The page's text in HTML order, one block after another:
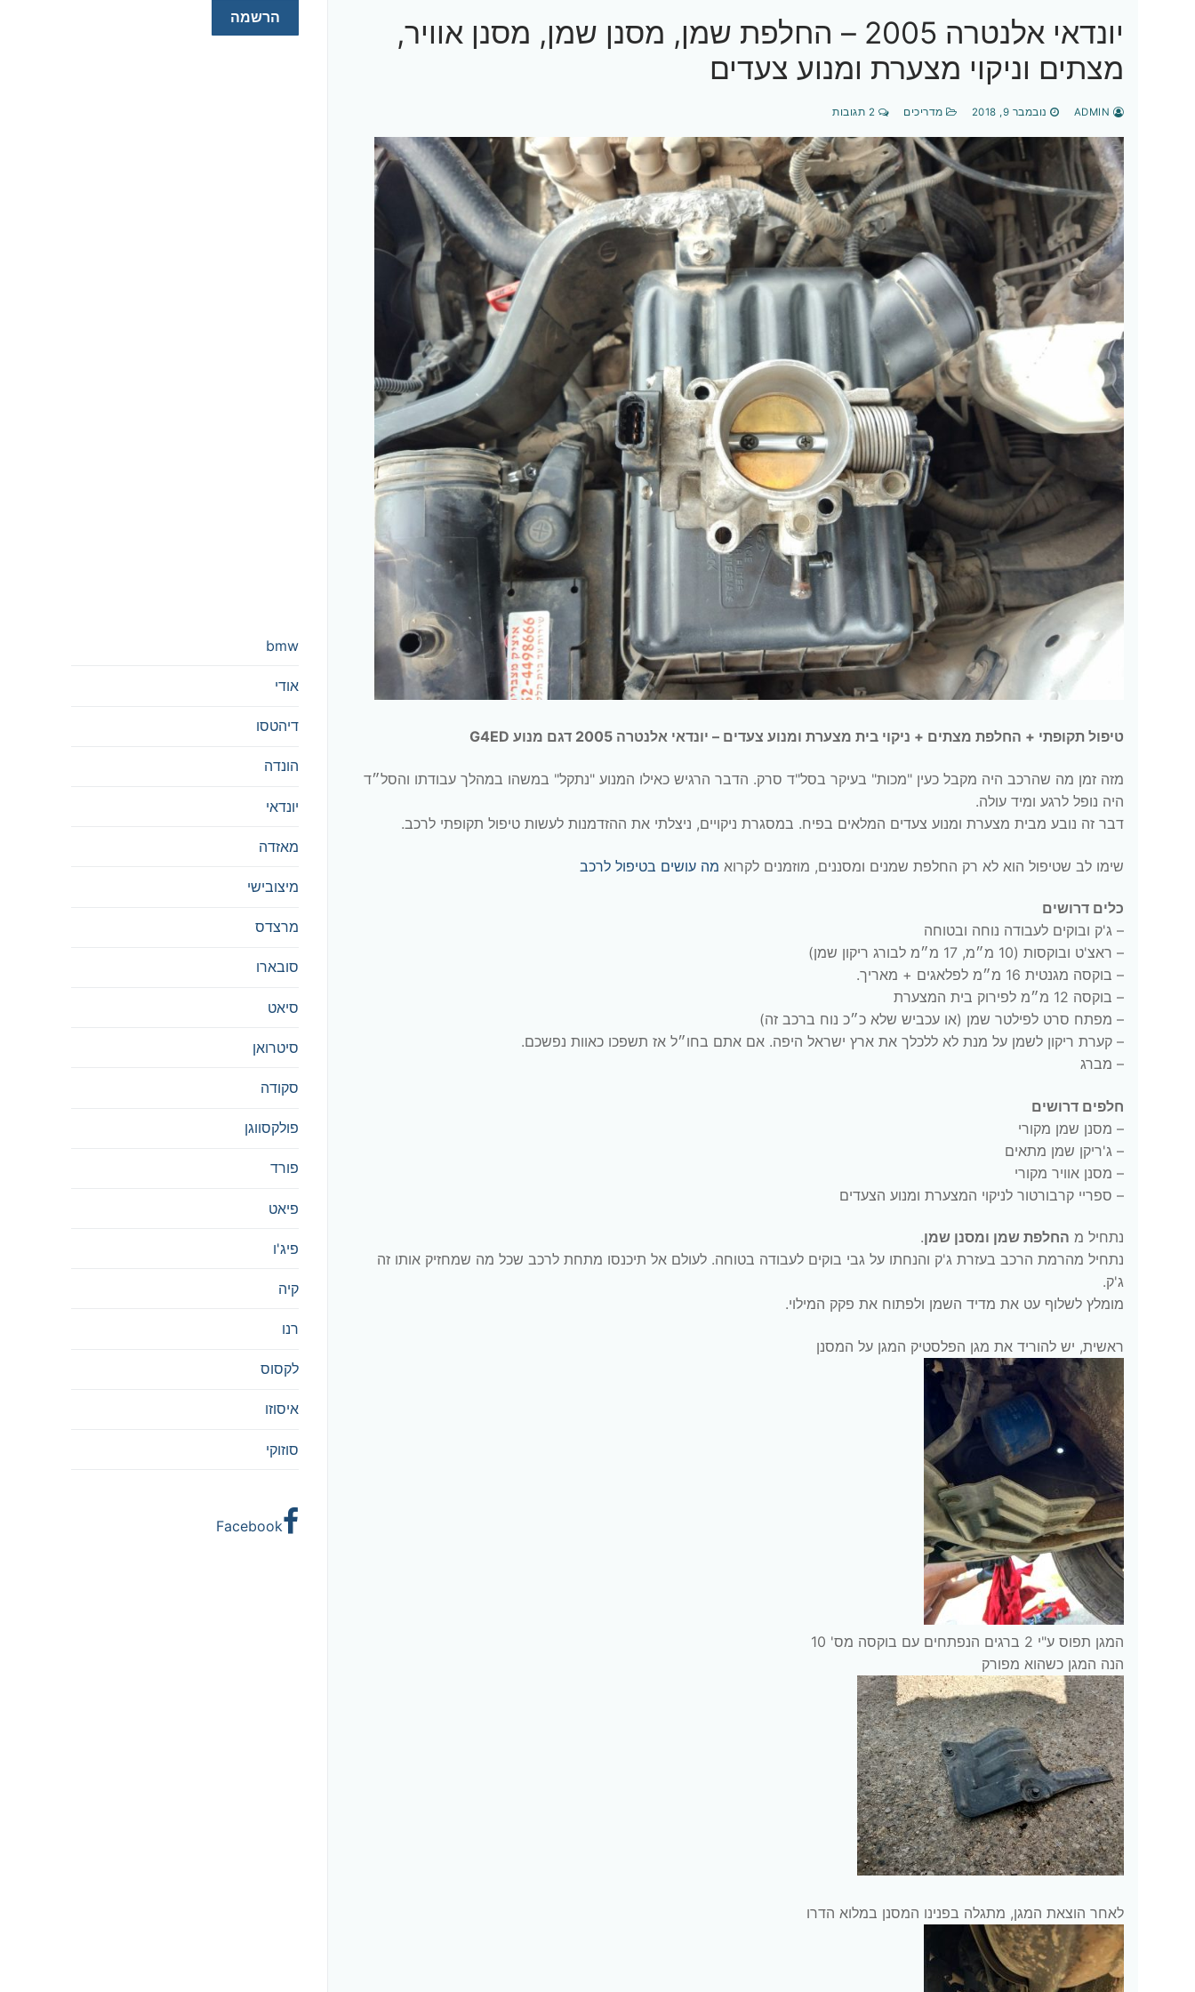
יונדאי אלנטרה 2005 – החלפת שמן, מסנן שמן, מסנן אוויר,
מצתים וניקוי מצערת ומנוע צעדים
נובמבר 9, 2018 מדריכים
טיפול תקופתי + החלפת מצתים + ניקוי בית מצערת ומנוע צעדים – יונדאי אלנטרה 2005 דגם מנוע G4ED
מזה זמן מה שהרכב היה מקבל כעין "מכות" בעיקר בסל"ד סרק. הדבר הרגיש כאילו המנוע "נתקל" במשהו במהלך עבודתו והסל״ד
היה נופל לרגע ומיד עולה.
דבר זה נובע מבית מצערת ומנוע צעדים המלאים בפיח. במסגרת ניקויים, ניצלתי את ההזדמנות לעשות טיפול תקופתי לרכב.
שימו לב שטיפול הוא לא רק החלפת שמנים ומסננים, מוזמנים לקרוא מה עושים בטיפול לרכב
כלים דרושים
– ג'ק ובוקים לעבודה נוחה ובטוחה
– ראצ'ט ובוקסות (10 מ״מ, 17 מ״מ לבורג ריקון שמן)
– בוקסה מגנטית 16 מ״מ לפלאגים + מאריך.
– בוקסה 12 מ״מ לפירוק בית המצערת
– מפתח סרט לפילטר שמן (או עכביש שלא כ״כ נוח ברכב זה)
– קערת ריקון לשמן על מנת לא ללכלך את ארץ ישראל היפה. אם אתם בחו״ל אז תשפכו כאוות נפשכם.
– מברג
חלפים דרושים
– מסנן שמן מקורי
– ג'ריקן שמן מתאים
– מסנן אוויר מקורי
– ספריי קרבורטור לניקוי המצערת ומנוע הצעדים
נתחיל מ החלפת שמן ומסנן שמן.
נתחיל מהרמת הרכב בעזרת ג'ק והנחתו על גבי בוקים לעבודה בטוחה. לעולם אל תיכנסו מתחת לרכב שכל מה שמחזיק אותו זה
ג'ק.
מומלץ לשלוף עט את מדיד השמן ולפתוח את פקק המילוי.
ראשית, יש להוריד את מגן הפלסטיק המגן על המסנן
המגן תפוס ע"י 2 ברגים הנפתחים עם בוקסה מס' 10
הנה המגן כשהוא מפורק
לאחר הוצאת המגן, מתגלה בפנינו המסנן במלוא הדרו
bmw
אודי
דיהטסו
הונדה
יונדאי
מאזדה
מיצובישי
מרצדס
סובארו
סיאט
סיטרואן
סקודה
פולקסווגן
פורד
פיאט
פיג'ו
קיה
רנו
לקסוס
איסוזו
סוזוקי
Facebook